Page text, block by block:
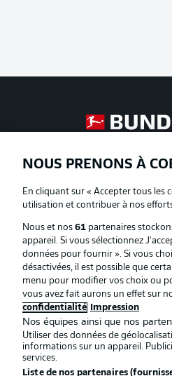
© 2026
NOUS PRENONS À
En cliquant sur « Accepter tous les
utilisation et contribuer à nos
Nous et nos 61 partenaires
appareil. Si vous sélectionnez
données pour fournir ». Si vous
désactivées, il est possible que
menu pour modifier vos choix ou
vous avez fait aurons un effet sur
confidentialité
Impression
Nos équipes ainsi que nos
Utiliser des données de
informations sur un appareil.
services.
Liste de nos partenaires